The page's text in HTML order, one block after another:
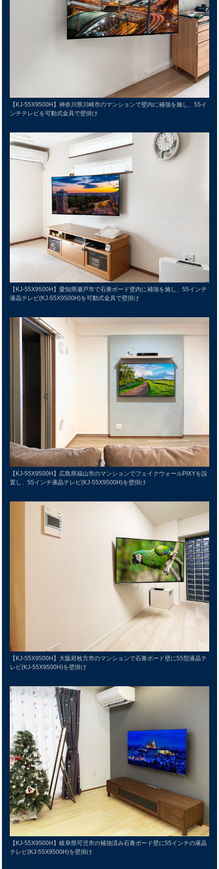
【KJ-55X9500H】神奈川県川崎市のマンションで壁内に補強を施し、55イ
ンチテレビを可動式金具で壁掛け
【KJ-55X9500H】愛知県瀬戸市で石膏ボード壁内に補強を施し、55インチ
液晶テレビ(KJ-55X9500H)を可動式金具で壁掛け
【KJ-55X9500H】広島県福山市のマンションでフェイクウォールPIXYを設
置し、55インチ液晶テレビ(KJ-55X9500H)を壁掛け
【KJ-55X9500H】大阪府枚方市のマンションで石膏ボード壁に55型液晶テ
レビ(KJ-55X9500H)を壁掛け
【KJ-55X9500H】岐阜県可児市の補強済み石膏ボード壁に55インチの液晶
テレビ(KJ-55X9500H)を壁掛け